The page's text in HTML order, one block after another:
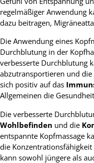
regelmäßiger Anwendung
dazu beitragen,
Die Anwendung eines
Durchblutung in der
verbesserte Durchblutung
abzutransportieren und
sich positiv auf das
Allgemeinen die
Die verbesserte
Wohlbefinden und die
entspannte Kopfmassage
die
kann sowohl jüngere als